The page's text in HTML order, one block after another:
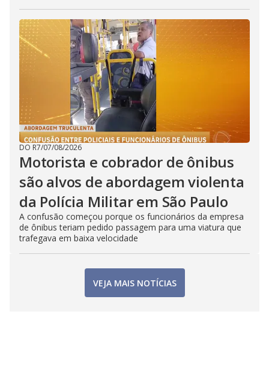
DO R7/07/08/2026
Motorista e cobrador de ônibus
são alvos de abordagem violenta
da Polícia Militar em São Paulo
A confusão começou porque os funcionários da empresa
de ônibus teriam pedido passagem para uma viatura que
trafegava em baixa velocidade
VEJA MAIS NOTÍCIAS